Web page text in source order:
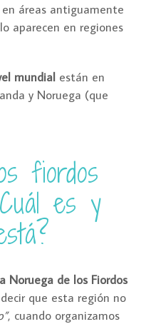
áreas antiguamente
aparecen en regiones
mundial están en
y Noruega (que
fiordos
es y
Noruega de los Fiordos
que esta región no
, cuando organizamos